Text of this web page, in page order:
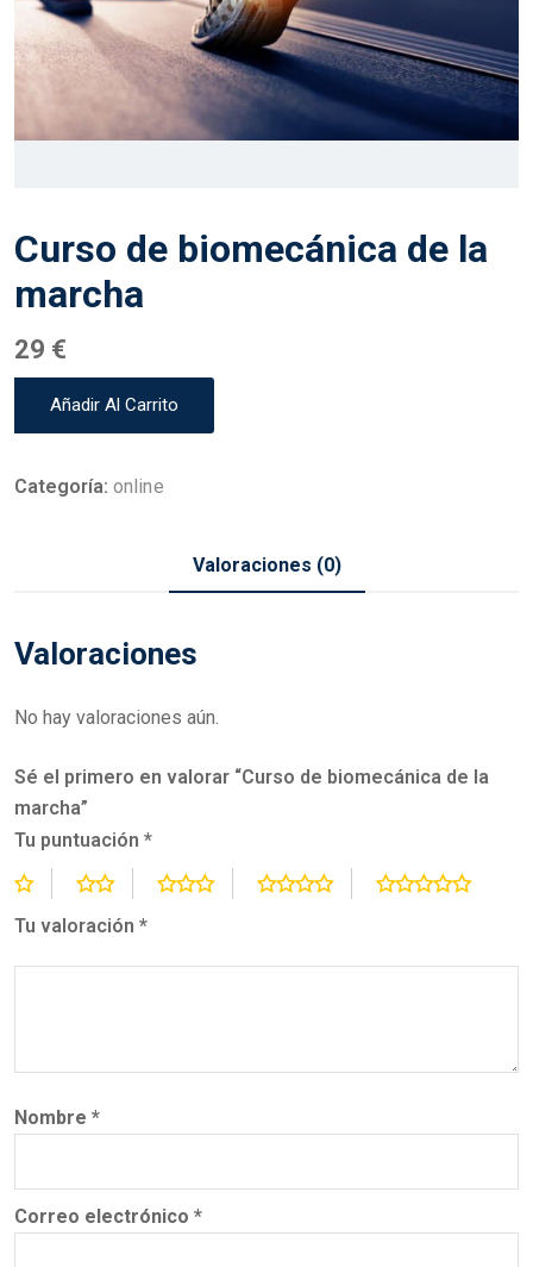
Curso de biomecánica de la
marcha
29 €
de
Añadir Al Carrito
Categoría: online
Valoraciones (0)
Valoraciones
No hay valoraciones aún.
Sé el primero en valorar “Curso de biomecánica de la
marcha”
Tu puntuación *
Tu valoración *
Nombre *
Correo electrónico *